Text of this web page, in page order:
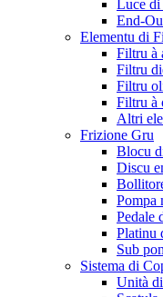
Luce
End-
Elementu di
Filtru à
Filtru
Filtru
Filtru à
Altri
Frizione Gru
Blocu
Discu
Pompa
Pedale
Platinu
Sub
Sistema di
Unità